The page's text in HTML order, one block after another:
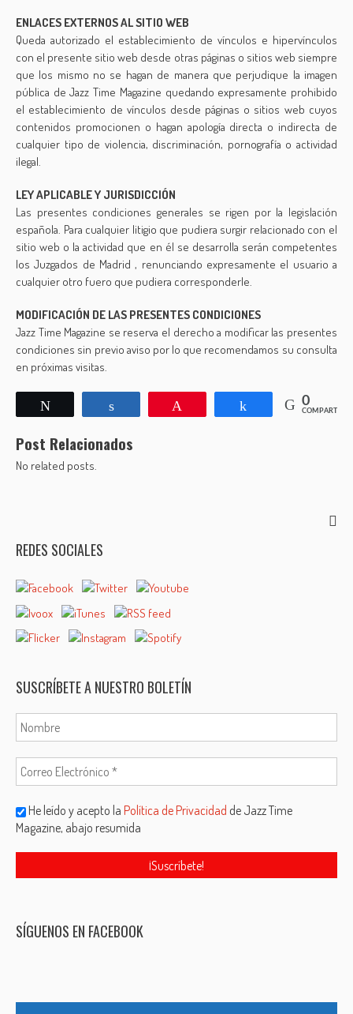
ENLACES EXTERNOS AL SITIO WEB
Queda autorizado el establecimiento de vínculos e hipervínculos
con el presente sitio web desde otras páginas o sitios web siempre
que los mismo no se hagan de manera que perjudique la imagen
pública de Jazz Time Magazine quedando expresamente prohibido
el establecimiento de vínculos desde páginas o sitios web cuyos
contenidos promocionen o hagan apología directa o indirecta de
cualquier tipo de violencia, discriminación, pornografía o actividad
ilegal.
LEY APLICABLE Y JURISDICCIÓN
Las presentes condiciones generales se rigen por la legislación
española. Para cualquier litigio que pudiera surgir relacionado con el
sitio web o la actividad que en él se desarrolla serán competentes
los Juzgados de Madrid , renunciando expresamente el usuario a
cualquier otro fuero que pudiera corresponderle.
MODIFICACIÓN DE LAS PRESENTES CONDICIONES
Jazz Time Magazine se reserva el derecho a modificar las presentes
condiciones sin previo aviso por lo que recomendamos su consulta
en próximas visitas.
Compartir Compartir
0
COMPARTIR
Post Relacionados
No related posts.
REDES SOCIALES
SUSCRÍBETE A NUESTRO BOLETÍN
He leído y acepto laPolítica de Privacidad de Jazz Time
Magazine, abajo resumida
SÍGUENOS EN FACEBOOK